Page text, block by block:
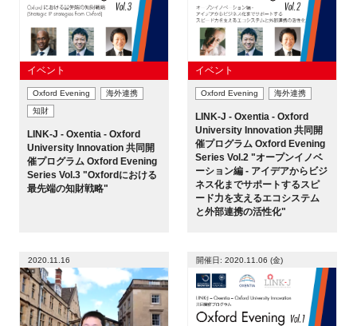
イベント
Oxford Evening
海外連携
知財
LINK-J - Oxentia - Oxford
University Innovation 共同開
催プログラム Oxford Evening
Series Vol.3 "Oxfordにおける
最先端の知財戦略"
イベント
Oxford Evening 海外連携
LINK-J - Oxentia - Oxford
University Innovation 共同開
催プログラム Oxford Evening
Series Vol.2 "オープンイノベ
ーション編 - アイデアからビジ
ネス化までサポートするスピ
ード力を支えるエコシステム
と外部連携の活性化"
2020.11.16 開催日: 2020.11.06 (金)